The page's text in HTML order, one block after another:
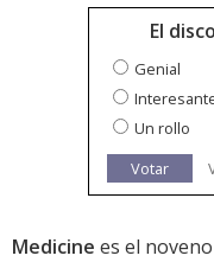
El
Genial
Un rollo
Votar
Medicine es el